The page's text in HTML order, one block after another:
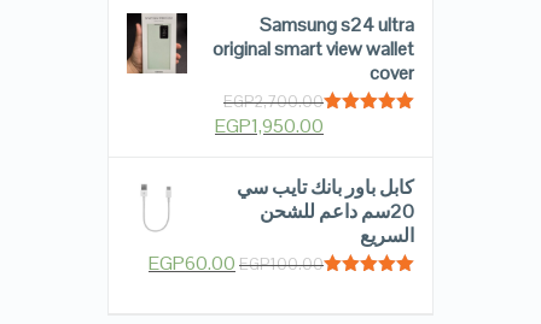
Samsung s24 ultra
original smart view wallet
cover
EGP2,700.00
EGP1,950.00
كابل باور بانك تايب سي
20سم داعم للشحن
السريع
EGP100.00
EGP60.00